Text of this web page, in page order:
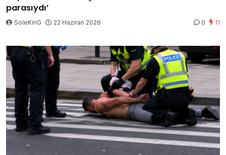
parasıydı’
SoleKinG 22 Haziran 2026 0 11